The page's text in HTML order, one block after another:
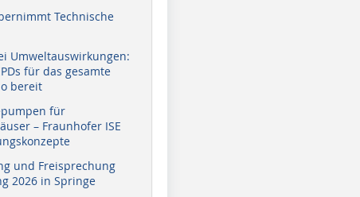
Technische
Umweltauswirkungen:
für das gesamte
bereit
für
– Fraunhofer ISE
und Freisprechung
2026 in Springe